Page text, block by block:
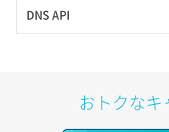
バックアップリストア
バックアップ詳細一覧取得
イメージ保存容量変更
イメージ詳細取得
アタッチ済みポート詳細取得
サブネット一覧取得
サブネット詳細取得
プール作成
Web公開
DNS API
おトクな